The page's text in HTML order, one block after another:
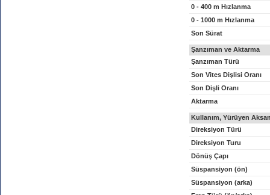
0 - 400 m Hızlanma
0 - 1000 m Hızlanma
Son Sürat
Şanzıman ve Aktarma
Şanzıman Türü
Son Vites Dişlisi Oranı
Son Dişli Oranı
Aktarma
Kullanım, Yürüyen
Direksiyon Türü
Direksiyon Turu
Dönüş Çapı
Süspansiyon (ön)
Süspansiyon (arka)